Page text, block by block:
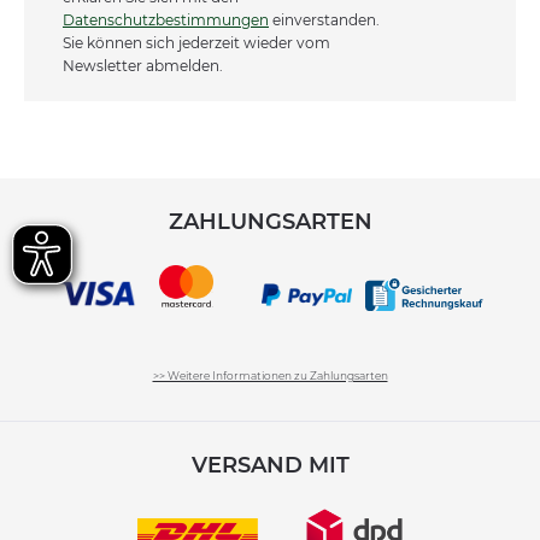
Datenschutzbestimmungen einverstanden.
Sie können sich jederzeit wieder vom
Newsletter abmelden.
ZAHLUNGSARTEN
>> Weitere Informationen zu Zahlungsarten
VERSAND MIT